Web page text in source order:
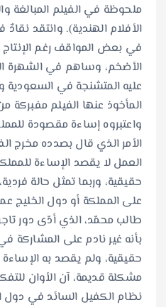
ملحوظة في الفيلم
الأفلام الهندية). وانتقد
في بعض المواقف رغم
الأضخم، وساهم في الشهرة
عليه المتشنجة في السعودية
المأخوذ عنها الفيلم مفبركة
واعتبروه إساءة مقصودة
الأمر الذي قال بصدده مخرج
العمل لا يقصد الإساءة
حقيقية، وربما تمثل حالة
على المملكة أو دول الخليج
طالب محمّد، الذي أدّى دور
بأنه غير نادم على المشاركة
حقيقية، ولم يقصد به الإساءة
مشكلة قديمة، آن الأوان
نظام الكفيل السائد في دول